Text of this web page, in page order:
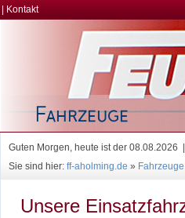
Kontakt
Guten Morgen, heute ist der
Sie sind hier: ff-aholming.de » Fahrzeuge
Unsere